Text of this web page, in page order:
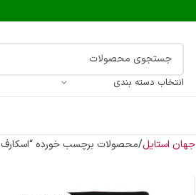
انتخاب دسته بندی
جهان استایل محصولات برچسب خورده